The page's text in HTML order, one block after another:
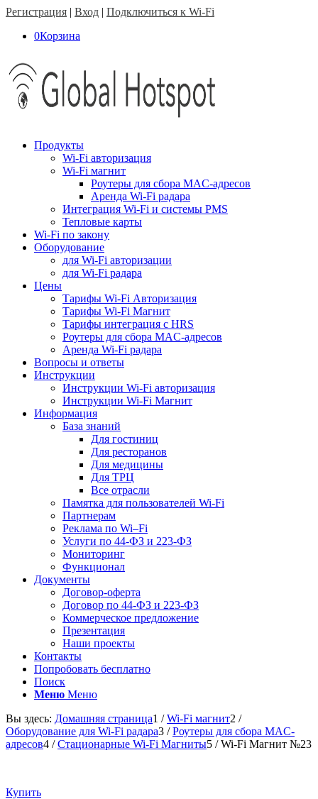
Регистрация | Вход | Подключиться к Wi-Fi
0Корзина
Продукты
Wi-Fi авторизация
Wi-Fi магнит
Роутеры для сбора MAC-адресов
Аренда Wi-Fi радара
Интеграция Wi-Fi и системы PMS
Тепловые карты
Wi-Fi по закону
Оборудование
для Wi-Fi авторизации
для Wi-Fi радара
Цены
Тарифы Wi-Fi Авторизация
Тарифы Wi-Fi Магнит
Тарифы интеграция с HRS
Роутеры для сбора MAC-адресов
Аренда Wi-Fi радара
Вопросы и ответы
Инструкции
Инструкции Wi-Fi авторизация
Инструкции Wi-Fi Магнит
Информация
База знаний
Для гостиниц
Для ресторанов
Для медицины
Для ТРЦ
Все отрасли
Памятка для пользователей Wi-Fi
Партнерам
Реклама по Wi–Fi
Услуги по 44-ФЗ и 223-ФЗ
Мониторинг
Функционал
Документы
Договор-оферта
Договор по 44-ФЗ и 223-ФЗ
Коммерческое предложение
Презентация
Наши проекты
Контакты
Попробовать бесплатно
Поиск
Меню Меню
Вы здесь: Домашняя страница1 / Wi-Fi магнит2 /
Оборудование для Wi-Fi радара3 / Роутеры для сбора MAC-
адресов4 / Стационарные Wi-Fi Магниты5 / Wi-Fi Магнит №23
Купить